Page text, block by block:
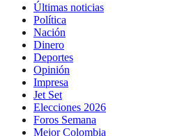
Últimas noticias
Política
Nación
Dinero
Deportes
Opinión
Impresa
Jet Set
Elecciones 2026
Foros Semana
Mejor Colombia